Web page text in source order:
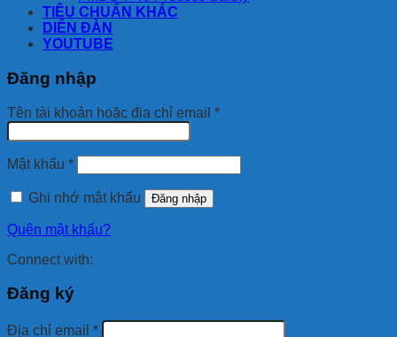
TIÊU CHUẨN KHÁC
DIỄN ĐÀN
YOUTUBE
Đăng nhập
Tên tài khoản hoặc địa chỉ email *Bắt
Mật khẩu *Bắt
buộc
Ghi nhớ mật khẩu
Đăng nhập
Quên mật khẩu?
Connect with:
Đăng ký
Địa chỉ email *Bắt